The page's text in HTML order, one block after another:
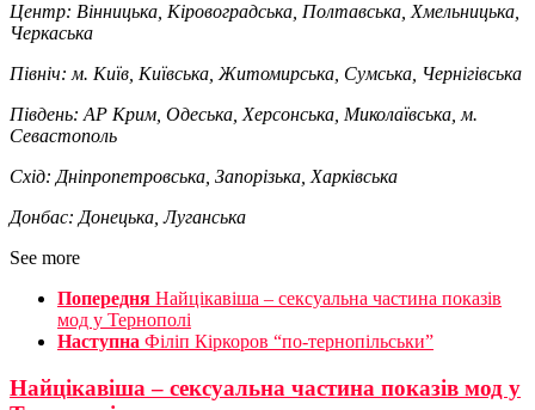
Центр: Вінницька, Кіровоградська, Полтавська, Хмельницька,
Черкаська
Північ: м. Київ, Київська, Житомирська, Сумська, Чернігівська
Південь: АР Крим, Одеська, Херсонська, Миколаївська, м.
Севастополь
Схід: Дніпропетровська, Запорізька, Харківська
Донбас: Донецька, Луганська
See more
Попередня Найцікавіша – сексуальна частина показів
мод у Тернополі
Наступна Філіп Кіркоров “по-тернопільськи”
Найцікавіша – сексуальна частина показів мод у